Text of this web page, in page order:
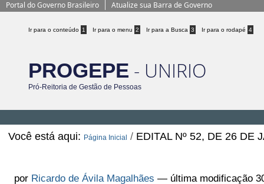
Portal do Governo Brasileiro Atualize sua Barra de Governo
Ir para o conteúdo 1 Ir para o menu 2 Ir para a Busca 3 Ir para o rodapé 4
PROGEPE - UNIRIO
Pró-Reitoria de Gestão de Pessoas
Você está aqui: Página Inicial / EDITAL Nº 52, DE 26 DE
por Ricardo de Ávila Magalhães — última modificação